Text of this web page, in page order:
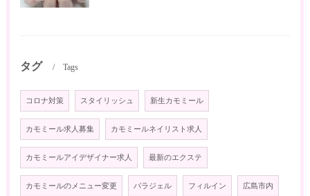
タグ Tags
コロナ対策 スタイリッシュ 新生カモミール
カモミール求人募集 カモミールネイリスト求人
カモミールアイデザイナー求人 最新のエクステ
カモミールのメニュー変更 パラジェル フィルイン 広島市内